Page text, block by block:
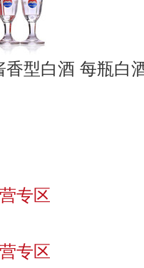
型白酒 每瓶白
专区
专区